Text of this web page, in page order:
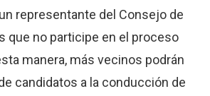
representante del Consejo de
que no participe en el proceso
manera, más vecinos podrán
candidatos a la conducción de